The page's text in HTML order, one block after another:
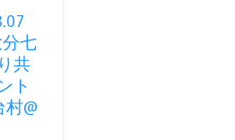
七
共
ト
@